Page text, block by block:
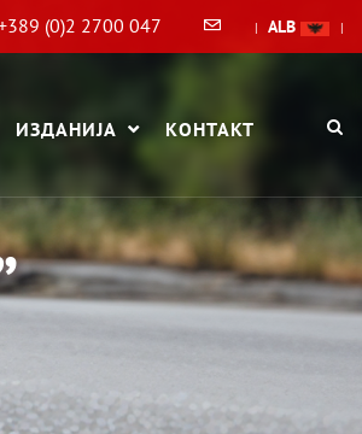
(0)2 2700 047 | ALB |
ИЗДАНИЈА КОНТАКТ